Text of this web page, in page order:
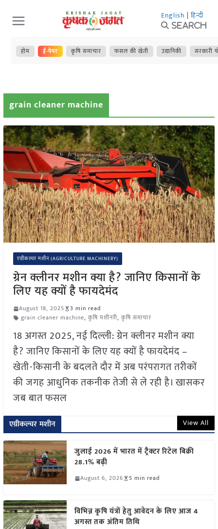
Skip
to
content
English | हिन्दी
Search
होम ई-पेपर कृषि समाचार फसल की खेती उद्यानिकी सरकारी
grain cleaner machine
एग्रीकल्चर मशीन (AGRICULTURE MACHINERY)
ग्रेन क्लीनर मशीन क्या है? जानिए किसानों के
लिए यह क्यों है फायदेमंद
August 18, 2025
3 min read
grain cleaner machine, कृषि मशीनरी, कृषि समाचार
18 अगस्त 2025, नई दिल्ली: ग्रेन क्लीनर मशीन क्या
है? जानिए किसानों के लिए यह क्यों है फायदेमंद –
खेती-किसानी के बदलते दौर में अब परंपरागत तरीकों
की जगह आधुनिक तकनीक तेजी से ले रही है। खासकर
जब बात फसल
एग्रीकल्चर मशीन View All
जुलाई 2026 में भारत में ट्रैक्टर रिटेल बिक्री
28.1% बढ़ी
August 6, 2026 5 min read
विभिन्न कृषि यंत्रों हेतु आवेदन के लिए आज 4
अगस्त तक अंतिम तिथि